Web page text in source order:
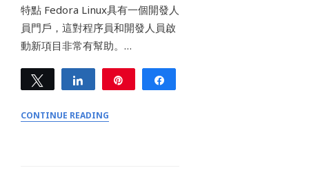
特點 Fedora Linux具有一個開發人
員門戶，這對程序員和開發人員啟
動新項目非常有幫助。…
Tweet Share
CONTINUE READING